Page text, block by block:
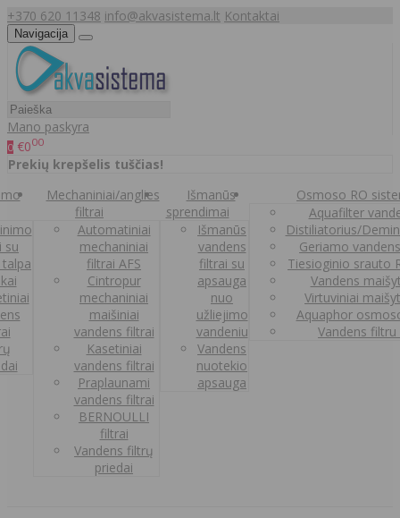
+370 620 11348 info@akvasistema.lt Kontaktai
Navigacija
Mano paskyra
0 €000
Prekių krepšelis tuščias!
su
Mechaniniai/anglies
filtrai
Automatiniai
mechaniniai
filtrai AFS
Cintropur
mechaniniai
maišiniai
vandens filtrai
Kasetiniai
vandens filtrai
Praplaunami
vandens filtrai
BERNOULLI
filtrai
Vandens filtrų
priedai
Išmanūs
sprendimai
Išmanūs
vandens
filtrai su
apsauga
nuo
užliejimo
vandeniu
Vandens
nuotekio
apsauga
Osmoso RO
Aquafilter
Distiliatorius/
Geriamo
Tiesioginio srauto
Vandens
Virtuviniai
Aquaphor
Vandens filtru